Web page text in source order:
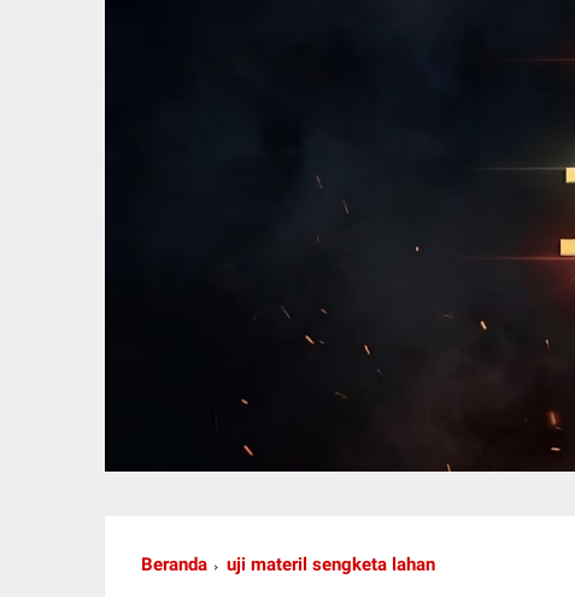
Beranda uji materil sengketa lahan